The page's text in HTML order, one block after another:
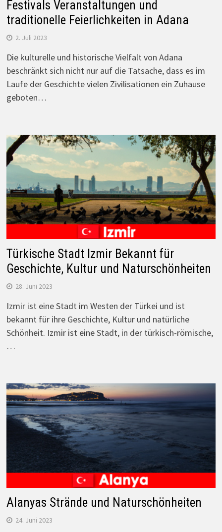
Festivals Veranstaltungen und
traditionelle Feierlichkeiten in Adana
2. Juli 2023
Die kulturelle und historische Vielfalt von Adana
beschränkt sich nicht nur auf die Tatsache, dass es im
Laufe der Geschichte vielen Zivilisationen ein Zuhause
geboten…
Türkische Stadt Izmir Bekannt für
Geschichte, Kultur und Naturschönheiten
28. Juni 2023
Izmir ist eine Stadt im Westen der Türkei und ist
bekannt für ihre Geschichte, Kultur und natürliche
Schönheit. Izmir ist eine Stadt, in der türkisch-römische,
…
Alanyas Strände und Naturschönheiten
24. Juni 2023